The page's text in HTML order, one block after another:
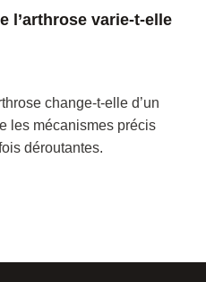
l’arthrose varie-t-elle
change-t-elle d’un
les mécanismes précis
déroutantes.